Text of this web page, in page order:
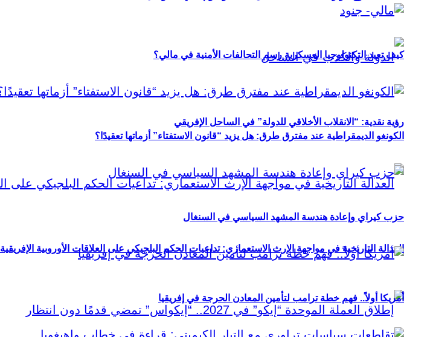
رؤية نقدية: “الانقلاب الأخلاقي للدولة” في الساحل الإفريقي
العدالة التاريخية في مواجهة الإرث الاستعماري: تداعيات الحكم البلجيكي على العلاقات الأوروبية الإفريقية
كيف تعيد التكنولوجيا العسكرية رسم التحالفات الأمنية في مالي؟
الكونغو الديمقراطية عند مفترق طرق: هل يزيد “قانون الاستفتاء” أزماتها تعقيدًا؟
حزب كيراي وإعادة هندسة المشهد السياسي في السنغال
أمريكا أولاً.. فهم خطة ترامب لتأمين المعادن الحرجة في إفريقيا